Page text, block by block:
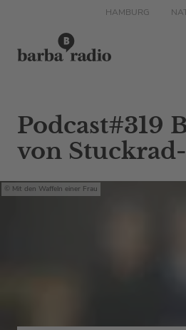
HAMBURG
Podcast#319
von
Mit den Waffeln einer Frau